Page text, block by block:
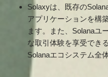
Solaxyは、既存の
アプリケーションを構
ます。また、Solanaユ
な取引体験を享受でき
Solanaエコシステム全